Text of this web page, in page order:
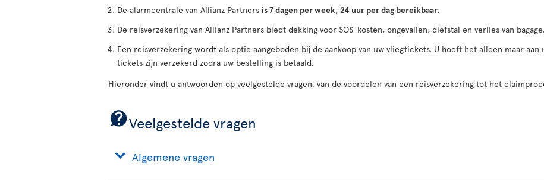
De alarmcentrale van Allianz Partners is 7 dagen per week, 24 uur per dag bereikbaar.
De reisverzekering van Allianz Partners biedt dekking voor SOS-kosten, ongevallen, diefstal en verlies van
Een reisverzekering wordt als optie aangeboden bij de aankoop van uw vliegtickets. U hoeft het alleen maar
tickets zijn verzekerd zodra uw bestelling is betaald.
Hieronder vindt u antwoorden op veelgestelde vragen, van de voordelen van een reisverzekering tot het
Veelgestelde vragen
Algemene vragen